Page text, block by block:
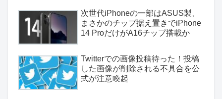
次世代iPhoneの一部はASUS製、
まさかのチップ据え置きでiPhone
14 ProだけがA16チップ搭載か
Twitterでの画像投稿待った！投稿
した画像が削除される不具合を公
式が注意喚起